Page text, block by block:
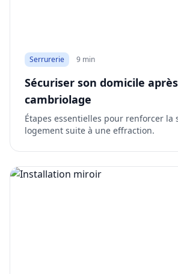
Serrurerie 9 min
Sécuriser son domicile
cambriolage
Étapes essentielles pour renforcer la
logement suite à une effraction.